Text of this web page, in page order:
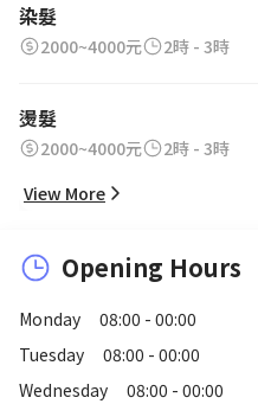
染髮
2000~4000元 2時 - 3時
燙髮
2000~4000元
2時 - 3時
View More
Opening Hours
Monday
08:00 - 00:00
Tuesday
08:00 - 00:00
Wednesday
08:00 - 00:00